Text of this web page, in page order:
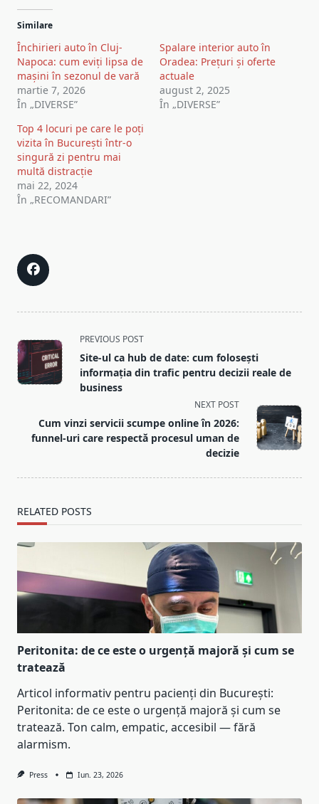
Similare
Închirieri auto în Cluj-
Napoca: cum eviți lipsa de
mașini în sezonul de vară
martie 7, 2026
În „DIVERSE”
Spalare interior auto în
Oradea: Prețuri și oferte
actuale
august 2, 2025
În „DIVERSE”
Top 4 locuri pe care le poți
vizita în București într-o
singură zi pentru mai
multă distracție
mai 22, 2024
În „RECOMANDARI”
<span
class="nav-
subtitle
screen-
text">Page</span>
PREVIOUS POST
Site-ul ca hub de date: cum folosești
informația din trafic pentru decizii reale de
business
NEXT POST
Cum vinzi servicii scumpe online în 2026:
funnel-uri care respectă procesul uman de
decizie
RELATED POSTS
Peritonita: de ce este o urgență majoră și cum se
tratează
Articol informativ pentru pacienți din București:
Peritonita: de ce este o urgență majoră și cum se
tratează. Ton calm, empatic, accesibil — fără
alarmism.
Press Iun. 23, 2026